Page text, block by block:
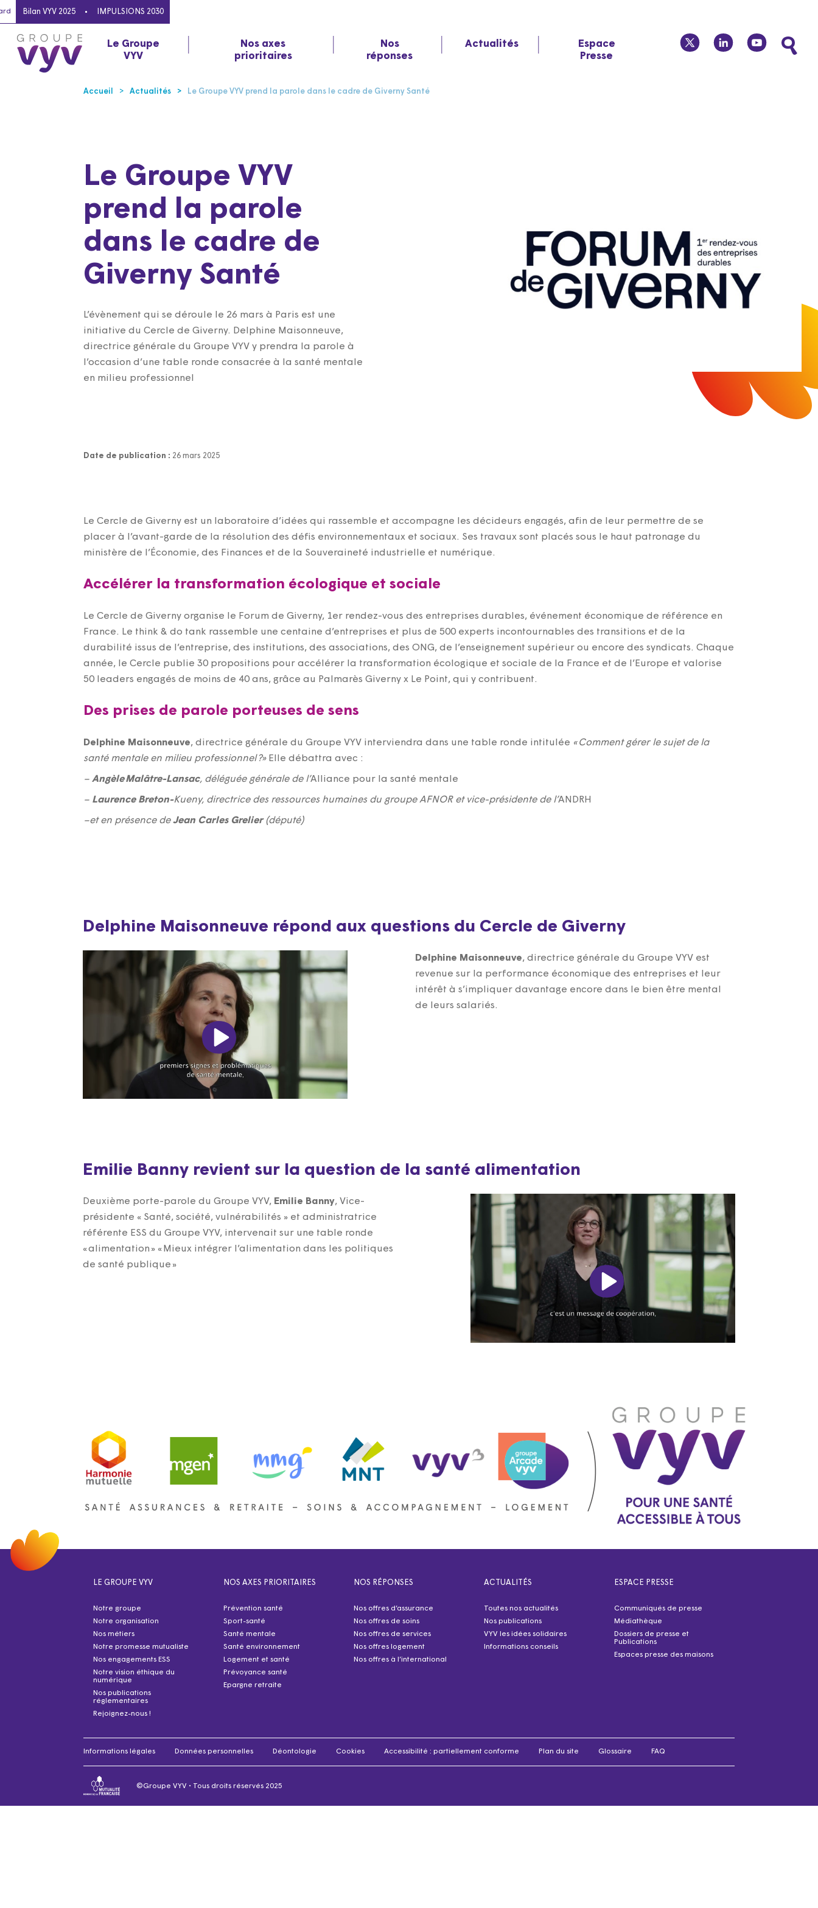
Bilan VYV 2025 IMPULSIONS 2030
Le Groupe
VYV
Nos axes
prioritaires
Nos
réponses
Actualités
Espace
Presse
twitter linkedin youtube
Accueil Actualités Le Groupe VYV prend la parole dans le cadre de Giverny Santé
Le Groupe VYV
prend la parole
dans le cadre de
Giverny Santé
L’évènement qui se déroule le 26 mars à Paris est une
initiative du Cercle de Giverny. Delphine Maisonneuve,
directrice générale du Groupe VYV y prendra la parole à
l’occasion d’une table ronde consacrée à la santé mentale
en milieu professionnel
Date de publication : 26 mars 2025
Le Cercle de Giverny est un laboratoire d’idées qui rassemble et accompagne les décideurs engagés, afin de leur permettre de se
placer à l’avant-garde de la résolution des défis environnementaux et sociaux. Ses travaux sont placés sous le haut patronage du
ministère de l’Économie, des Finances et de la Souveraineté industrielle et numérique.
Accélérer la transformation écologique et sociale
Le Cercle de Giverny organise le Forum de Giverny, 1er rendez-vous des entreprises durables, événement économique de référence en
France. Le think & do tank rassemble une centaine d’entreprises et plus de 500 experts incontournables des transitions et de la
durabilité issus de l’entreprise, des institutions, des associations, des ONG, de l’enseignement supérieur ou encore des syndicats. Chaque
année, le Cercle publie 30 propositions pour accélérer la transformation écologique et sociale de la France et de l’Europe et valorise
50 leaders engagés de moins de 40 ans, grâce au Palmarès Giverny x Le Point, qui y contribuent.
Des prises de parole porteuses de sens
Delphine Maisonneuve, directrice générale du Groupe VYV interviendra dans une table ronde intitulée « Comment gérer le sujet de la
santémentale en milieu professionnel ?»Elle débattra avec :
– AngèleMalâtre-Lansac, déléguée générale de l’Alliance pour la santé mentale
– Laurence Breton-Kueny, directrice des ressources humaines du groupe AFNOR et vice-présidente de l’ANDRH
–et en présence deJean Carles Grelier(député)
Delphine Maisonneuve répond aux questions du Cercle de Giverny
Delphine Maisonneuve, directrice générale du Groupe VYV est
revenue sur la performance économique des entreprises et leur
intérêt à s’impliquer davantage encore dans le bien être mental
de leurs salariés.
Emilie Banny revient sur la question de la santé alimentation
Deuxième porte-parole du Groupe VYV, Emilie Banny, Vice-
présidente « Santé, société, vulnérabilités » et administratrice
référente ESS du Groupe VYV, intervenait sur une table ronde
« alimentation » « Mieux intégrer l’alimentation dans les politiques
de santé publique »
LE GROUPE VYV
Notre groupe
Notre organisation
Nos métiers
Notre promesse mutualiste
Nos engagements ESS
Notre vision éthique du
numérique
Nos publications
réglementaires
Rejoignez-nous !
NOS AXES PRIORITAIRES
Prévention santé
Sport-santé
Santé mentale
Santé environnement
Logement et santé
Prévoyance santé
Epargne retraite
NOS RÉPONSES
Nos offres d’assurance
Nos offres de soins
Nos offres de services
Nos offres logement
Nos offres à l’international
ACTUALITÉS
Toutes nos actualités
Nos publications
VYV les idées solidaires
Informations conseils
ESPACE PRESSE
Communiqués de presse
Médiathèque
Dossiers de presse et
Publications
Espaces presse des maisons
Informations légales Données personnelles Déontologie Cookies Accessibilité : partiellement conforme Plan du site Glossaire FAQ
©Groupe VYV • Tous droits réservés 2025